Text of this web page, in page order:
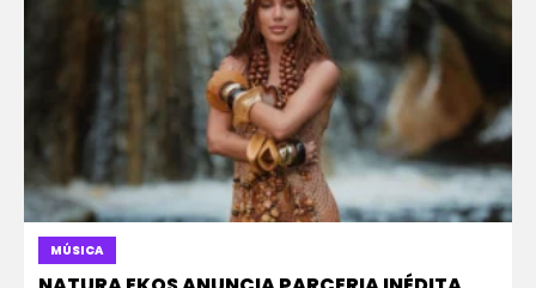
MÚSICA